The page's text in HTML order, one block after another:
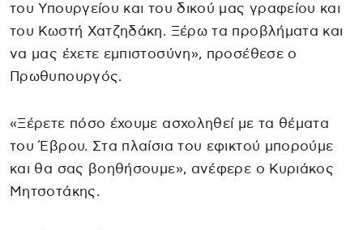
του Υπουργείου και του δικού μας γραφείου και
του Κωστή Χατζηδάκη. Ξέρω τα προβλήματα και
να μας έχετε εμπιστοσύνη», προσέθεσε ο
Πρωθυπουργός.
«Ξέρετε πόσο έχουμε ασχοληθεί με τα θέματα
του Έβρου. Στα πλαίσια του εφικτού μπορούμε
και θα σας βοηθήσουμε», ανέφερε ο Κυριάκος
Μητσοτάκης.